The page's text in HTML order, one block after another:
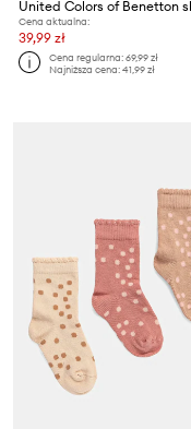
Cena aktualna:
39,99 zł
Cena regularna:69,99 zł
Najniższa cena:41,99 zł